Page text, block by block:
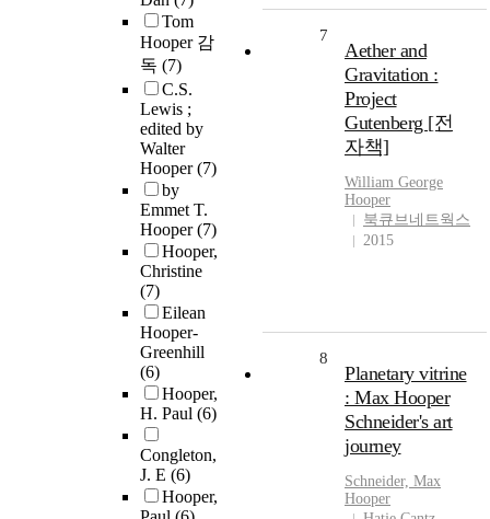
Tom
Hooper 감
독 (7)
C.S.
Lewis ;
edited by
Walter
Hooper(7)
by
Emmet T.
Hooper(7)
Hooper,
Christine
(7)
Eilean
Hooper-
Greenhill
(6)
Hooper,
H. Paul (6)
Congleton,
J. E (6)
Hooper,
7
Aether and
Gravitation :
Project
Gutenberg [전
자책]
William George
Hooper
북큐브네트웍스
2015
8
Planetary vitrine
: Max Hooper
Schneider's art
journey
Schneider, Max
Hooper